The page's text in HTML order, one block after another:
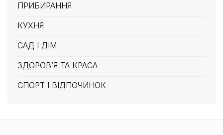
ПРИБИРАННЯ
КУХНЯ
САД І ДІМ
ЗДОРОВ’Я ТА КРАСА
СПОРТ І ВІДПОЧИНОК